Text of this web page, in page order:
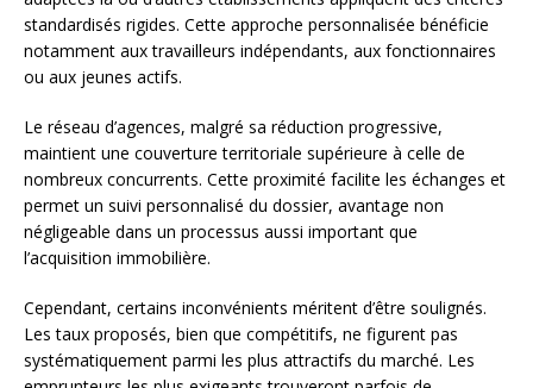
standardisés rigides. Cette approche personnalisée bénéficie
notamment aux travailleurs indépendants, aux fonctionnaires
ou aux jeunes actifs.
Le réseau d’agences, malgré sa réduction progressive,
maintient une couverture territoriale supérieure à celle de
nombreux concurrents. Cette proximité facilite les échanges et
permet un suivi personnalisé du dossier, avantage non
négligeable dans un processus aussi important que
l’acquisition immobilière.
Cependant, certains inconvénients méritent d’être soulignés.
Les taux proposés, bien que compétitifs, ne figurent pas
systématiquement parmi les plus attractifs du marché. Les